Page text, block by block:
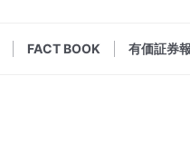
FACT BOOK 有価証券